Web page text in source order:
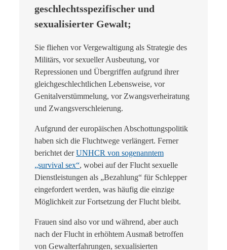
geschlechtsspezifischer und
sexualisierter Gewalt;
Sie fliehen vor Vergewaltigung als Strategie des
Militärs, vor sexueller Ausbeutung, vor
Repressionen und Übergriffen aufgrund ihrer
gleichgeschlechtlichen Lebensweise, vor
Genitalverstümmelung, vor Zwangsverheiratung
und Zwangsverschleierung.
Aufgrund der europäischen Abschottungspolitik
haben sich die Fluchtwege verlängert. Ferner
berichtet derUNHCR von sogenanntem
„survival sex“, wobei auf der Flucht sexuelle
Dienstleistungen als „Bezahlung“ für Schlepper
eingefordert werden, was häufig die einzige
Möglichkeit zur Fortsetzung der Flucht bleibt.
Frauen sind also vor und während, aber auch
nach der Flucht in erhöhtem Ausmaß betroffen
von Gewalterfahrungen, sexualisierten